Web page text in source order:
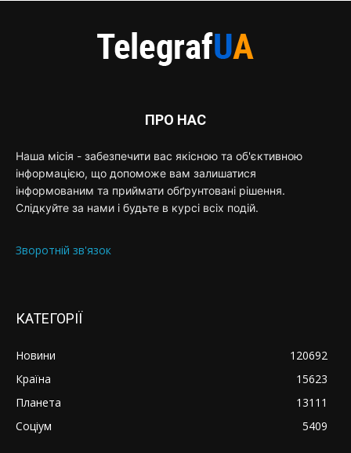
ПРО НАС
Наша місія - забезпечити вас якісною та об'єктивною
інформацією, що допоможе вам залишатися
інформованим та приймати обґрунтовані рішення.
Слідкуйте за нами і будьте в курсі всіх подій.
Зворотній зв'язок
КАТЕГОРІЇ
Новини
120692
Країна
15623
Планета
13111
Соціум
5409